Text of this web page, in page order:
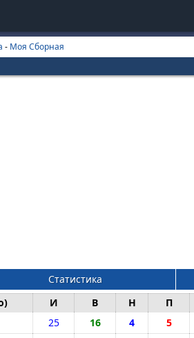
- Моя Сборная
Статистика
И В Н П
25 16 4 5